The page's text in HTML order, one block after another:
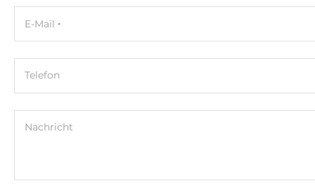
Maximale CPU-Frequenz
4.5 GHz
Chipsatz
Chipsatz
Intel SoC
E-Mail
Telefon
Nachricht